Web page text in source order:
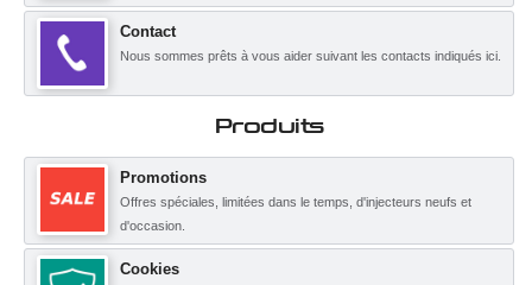
Contact
Nous sommes prêts à vous aider suivant les contacts indiqués ici.
Produits
Promotions
Offres spéciales, limitées dans le temps, d'injecteurs neufs et
d'occasion.
Cookies